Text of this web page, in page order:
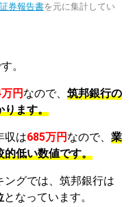
券報告書を元に集計してい
。
円 なので、 筑邦銀行の
ります。
収は685万円 なので、 業
的低い数値です。
グでは、筑邦銀行は
となっています。